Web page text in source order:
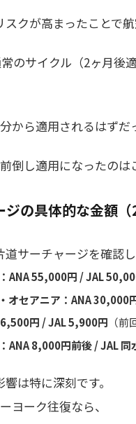
クが高まったことで
のサイクル（2ヶ月後
から適用されるはずだ
倒し適用になったのは
ジの具体的な金額
サーチャージを確認し
ANA 55,000円 / JAL
オセアニア：ANA 30,000
円 / JAL 5,900円 （前
ANA 8,000円前後 / JAL 同
は特に深刻です。
ヨーク往復なら、